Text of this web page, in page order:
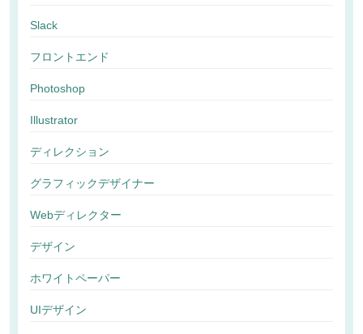
Slack
フロントエンド
Photoshop
Illustrator
ディレクション
グラフィックデザイナー
Webディレクター
デザイン
ホワイトペーパー
UIデザイン